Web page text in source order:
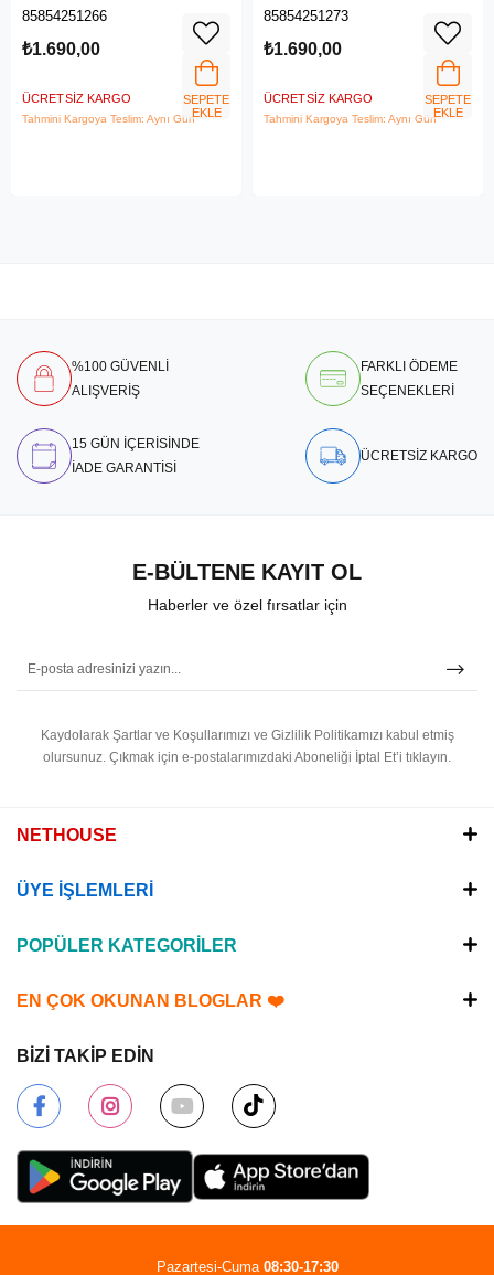
85854251266
₺1.690,00
ÜCRETSIZ KARGO
Tahmini Kargoya Teslim: Aynı Gün
SEPETE
EKLE
85854251273
₺1.690,00
ÜCRETSIZ KARGO
Tahmini Kargoya Teslim: Aynı Gün
SEPETE
EKLE
%100 GÜVENLİ
ALIŞVERİŞ
FARKLI ÖDEME
SEÇENEKLERİ
15 GÜN İÇERİSİNDE
İADE GARANTİSİ
ÜCRETSİZ KARGO
E-BÜLTENE KAYIT OL
Haberler ve özel fırsatlar için
Kaydolarak Şartlar ve Koşullarımızı ve Gizlilik Politikamızı kabul etmiş
olursunuz. Çıkmak için e-postalarımızdaki Aboneliği İptal Et’i tıklayın.
NETHOUSE
ÜYE İŞLEMLERİ
POPÜLER KATEGORİLER
EN ÇOK OKUNAN BLOGLAR ❤️
BİZİ TAKİP EDİN
Pazartesi-Cuma 08:30-17:30